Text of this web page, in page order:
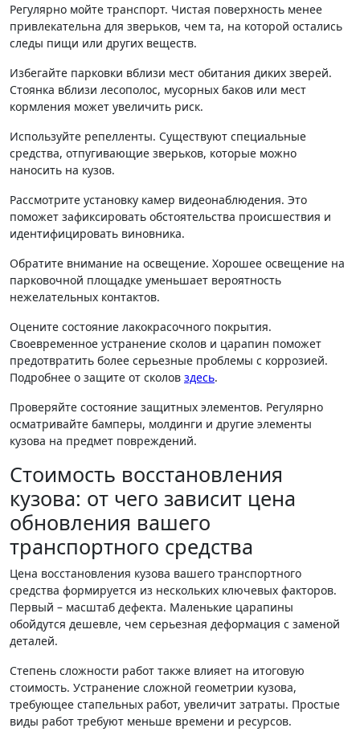
Регулярно мойте транспорт. Чистая поверхность менее
привлекательна для зверьков, чем та, на которой остались
следы пищи или других веществ.
Избегайте парковки вблизи мест обитания диких зверей.
Стоянка вблизи лесополос, мусорных баков или мест
кормления может увеличить риск.
Используйте репелленты. Существуют специальные
средства, отпугивающие зверьков, которые можно
наносить на кузов.
Рассмотрите установку камер видеонаблюдения. Это
поможет зафиксировать обстоятельства происшествия и
идентифицировать виновника.
Обратите внимание на освещение. Хорошее освещение на
парковочной площадке уменьшает вероятность
нежелательных контактов.
Оцените состояние лакокрасочного покрытия.
Своевременное устранение сколов и царапин поможет
предотвратить более серьезные проблемы с коррозией.
Подробнее о защите от сколов здесь.
Проверяйте состояние защитных элементов. Регулярно
осматривайте бамперы, молдинги и другие элементы
кузова на предмет повреждений.
Стоимость восстановления
кузова: от чего зависит цена
обновления вашего
транспортного средства
Цена восстановления кузова вашего транспортного
средства формируется из нескольких ключевых факторов.
Первый – масштаб дефекта. Маленькие царапины
обойдутся дешевле, чем серьезная деформация с заменой
деталей.
Степень сложности работ также влияет на итоговую
стоимость. Устранение сложной геометрии кузова,
требующее стапельных работ, увеличит затраты. Простые
виды работ требуют меньше времени и ресурсов.